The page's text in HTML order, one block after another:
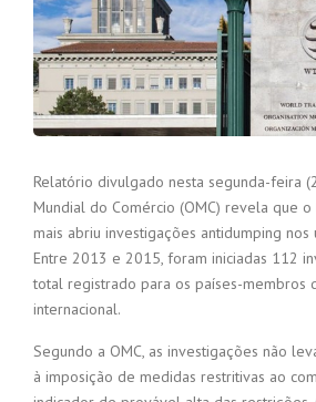
Relatório divulgado nesta segunda-feira
Mundial do Comércio (OMC) revela que
mais abriu investigações antidumping nos
Entre 2013 e 2015, foram iniciadas 112
total registrado para os países-membros
internacional.
Segundo a OMC, as investigações não
à imposição de medidas restritivas ao